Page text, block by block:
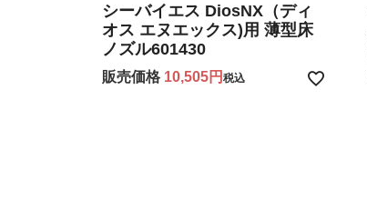
シーバイエス DiosNX（ディ
オス エヌエックス)用 薄型床
ノズル601430
販売価格 10,505 税込